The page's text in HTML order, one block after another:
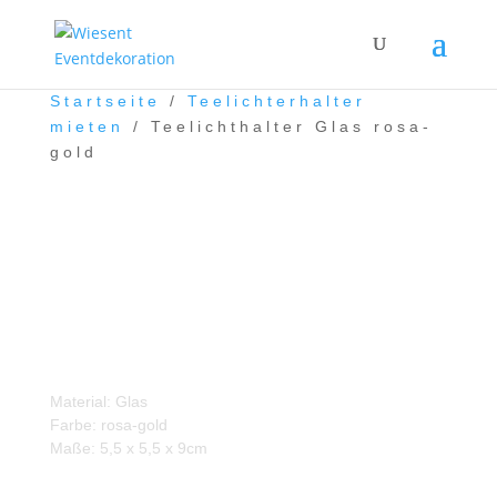
Startseite / Teelichterhalter
mieten
/ Teelichthalter Glas rosa-
gold
Material: Glas
Farbe: rosa-gold
Maße: 5,5 x 5,5 x 9cm